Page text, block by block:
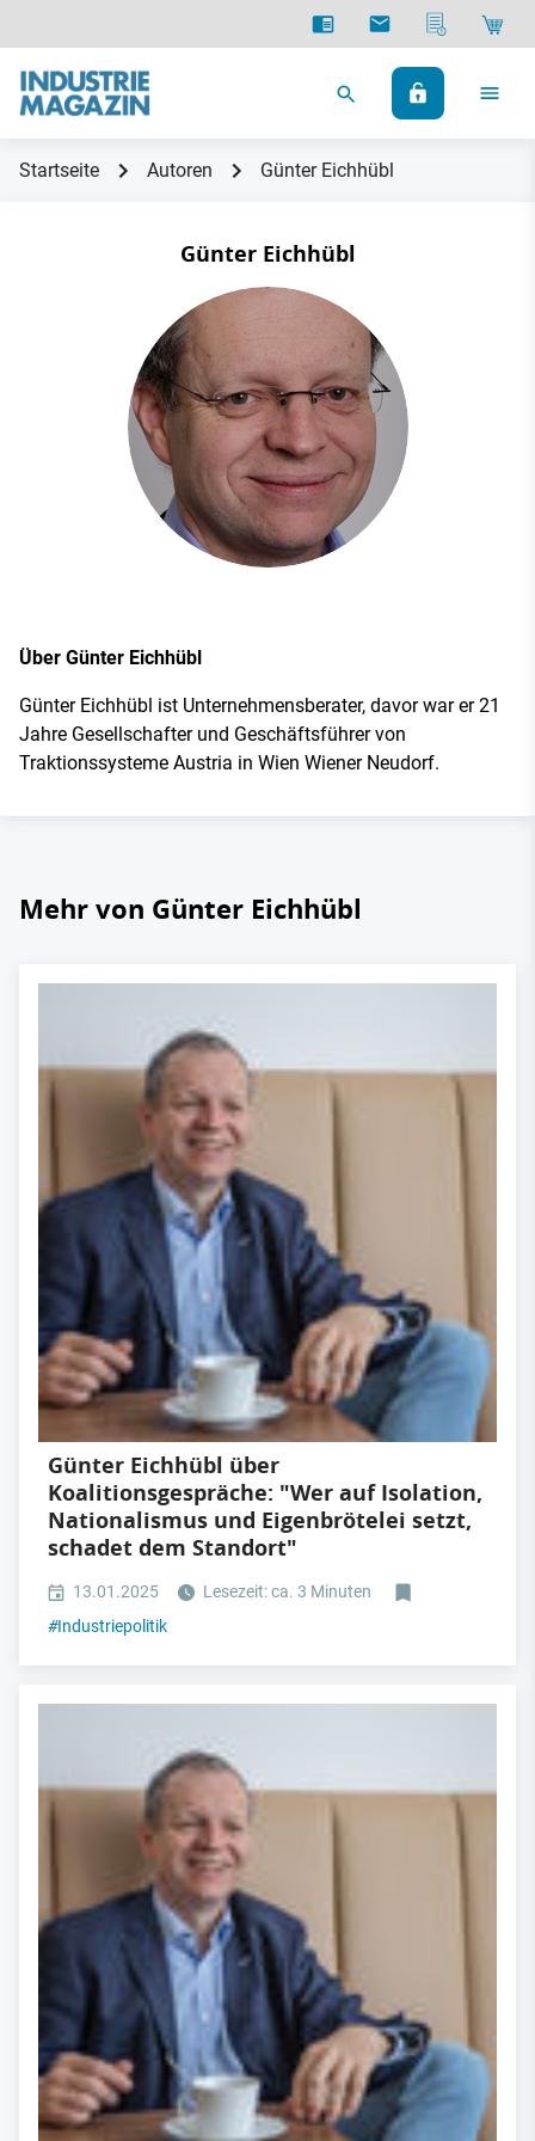
Startseite Autoren Günter Eichhübl
Günter Eichhübl
Über Günter Eichhübl
Günter Eichhübl ist Unternehmensberater, davor war er 21
Jahre Gesellschafter und Geschäftsführer von
Traktionssysteme Austria in Wien Wiener Neudorf.
Mehr von Günter Eichhübl
Günter Eichhübl über
Koalitionsgespräche: "Wer auf Isolation,
Nationalismus und Eigenbrötelei setzt,
schadet dem Standort"
13.01.2025
Lesezeit: ca. 3 Minuten
#Industriepolitik